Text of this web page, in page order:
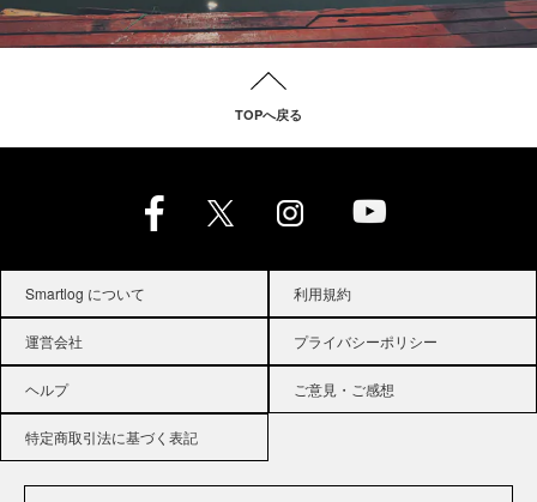
TOPへ戻る
Smartlog について 利用規約
運営会社 プライバシーポリシー
ヘルプ ご意見・ご感想
特定商取引法に基づく表記